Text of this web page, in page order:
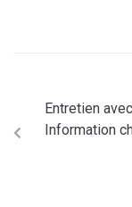
Entretien
Information